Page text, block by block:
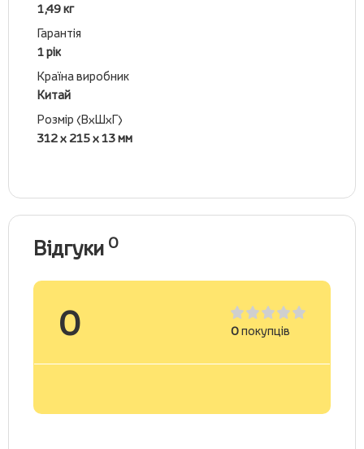
1,49 кг
Гарантія
1 рік
Країна виробник
Китай
Розмір (ВхШхГ)
312 х 215 х 13 мм
Відгуки 0
0 0покупців